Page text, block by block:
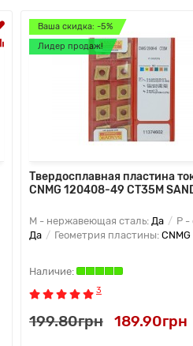
Ваша скидка: -5%
Лидер продаж!
Твердосплавная пластина
CNMG 120408-49 CT35M
M - нержавеющая сталь: Да
P -
Да
Геометрия пластины: CNMG
3
199.80грн 189.90грн